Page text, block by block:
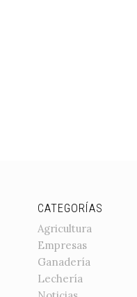
CATEGORÍAS
Agricultura
Empresas
Ganadería
Lechería